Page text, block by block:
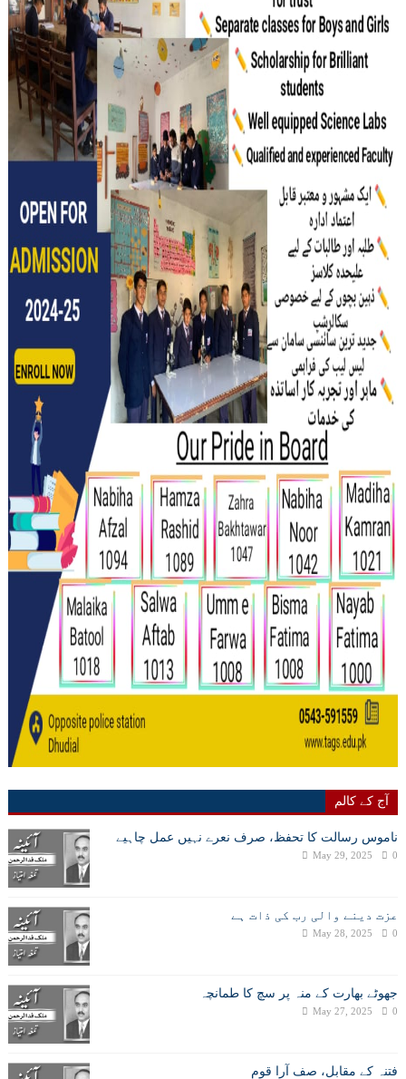
آج کے کالم
ناموس رسالت کا تحفظ، صرف نعرے نہیں عمل چاہیے
May 29, 2025 0
عزت دینے والی رب کی ذات ہے
May 28, 2025 0
جھوٹے بھارت کے منہ پر سچ کا طمانچہ
May 27, 2025 0
فتنہ کے مقابل، صف آرا قوم